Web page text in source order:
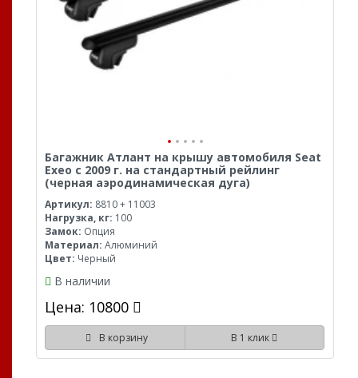
Багажник Атлант на крышу автомобиля Seat
Exeo с 2009 г. на стандартный рейлинг
(черная аэродинамическая дуга)
Артикул: 8810 + 11003
Нагрузка, кг: 100
Замок: Опция
Материал: Алюминий
Цвет: Черный
В наличии
Цена: 10800
В корзину В 1 клик